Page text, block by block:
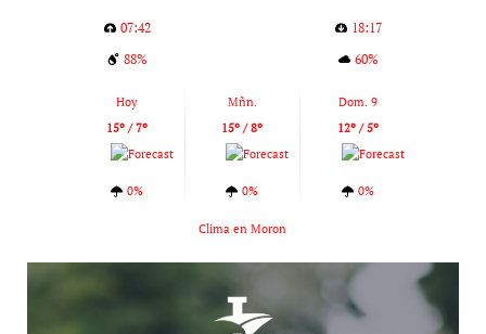
07:42
18:17
88%
60%
Hoy
15º / 7º
0%
Mñn.
15º / 8º
0%
Dom. 9
12º / 5º
0%
Clima en Moron